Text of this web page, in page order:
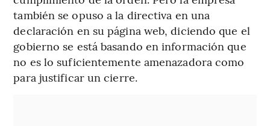
también se opuso a la directiva en una
declaración en su página web, diciendo que el
gobierno se está basando en información que
no es lo suficientemente amenazadora como
para justificar un cierre.